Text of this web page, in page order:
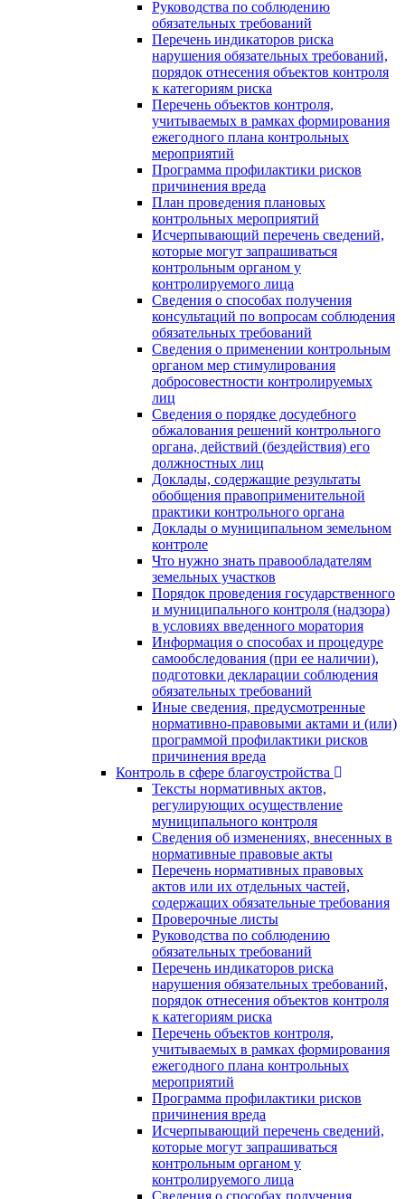
Руководства по соблюдению
обязательных требований
Перечень индикаторов риска
нарушения обязательных требований,
порядок отнесения объектов контроля
к категориям риска
Перечень объектов контроля,
учитываемых в рамках формирования
ежегодного плана контрольных
мероприятий
Программа профилактики рисков
причинения вреда
План проведения плановых
контрольных мероприятий
Исчерпывающий перечень сведений,
которые могут запрашиваться
контрольным органом у
контролируемого лица
Сведения о способах получения
консультаций по вопросам соблюдения
обязательных требований
Сведения о применении контрольным
органом мер стимулирования
добросовестности контролируемых
лиц
Сведения о порядке досудебного
обжалования решений контрольного
органа, действий (бездействия) его
должностных лиц
Доклады, содержащие результаты
обобщения правоприменительной
практики контрольного органа
Доклады о муниципальном земельном
контроле
Что нужно знать правообладателям
земельных участков
Порядок проведения государственного
и муниципального контроля (надзора)
в условиях введенного моратория
Информация о способах и процедуре
самообследования (при ее наличии),
подготовки декларации соблюдения
обязательных требований
Иные сведения, предусмотренные
нормативно-правовыми актами и (или)
программой профилактики рисков
причинения вреда
Контроль в сфере благоустройства
Тексты нормативных актов,
регулирующих осуществление
муниципального контроля
Сведения об изменениях, внесенных в
нормативные правовые акты
Перечень нормативных правовых
актов или их отдельных частей,
содержащих обязательные требования
Проверочные листы
Руководства по соблюдению
обязательных требований
Перечень индикаторов риска
нарушения обязательных требований,
порядок отнесения объектов контроля
к категориям риска
Перечень объектов контроля,
учитываемых в рамках формирования
ежегодного плана контрольных
мероприятий
Программа профилактики рисков
причинения вреда
Исчерпывающий перечень сведений,
которые могут запрашиваться
контрольным органом у
контролируемого лица
Сведения о способах получения